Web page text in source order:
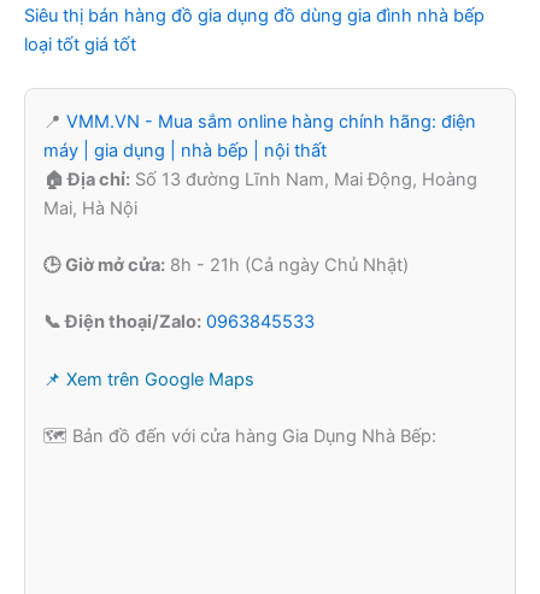
Siêu thị bán hàng đồ gia dụng đồ dùng gia đình nhà bếp
loại tốt giá tốt
📍 VMM.VN - Mua sắm online hàng chính hãng: điện
máy | gia dụng | nhà bếp | nội thất
🏠 Địa chỉ: Số 13 đường Lĩnh Nam, Mai Động, Hoàng
Mai, Hà Nội
🕒 Giờ mở cửa: 8h - 21h (Cả ngày Chủ Nhật)
📞 Điện thoại/Zalo: 0963845533
📌 Xem trên Google Maps
🗺️ Bản đồ đến với cửa hàng Gia Dụng Nhà Bếp: